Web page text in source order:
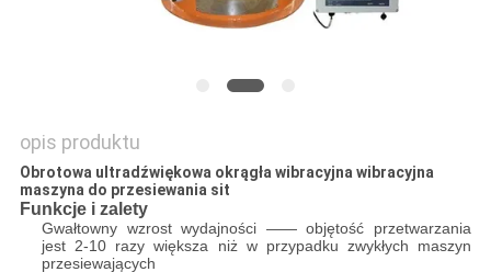
opis produktu
Obrotowa ultradźwiękowa okrągła wibracyjna wibracyjna
maszyna do przesiewania sit
Funkcje i zalety
Gwałtowny wzrost wydajności —— objętość przetwarzania
jest 2-10 razy większa niż w przypadku zwykłych maszyn
przesiewających